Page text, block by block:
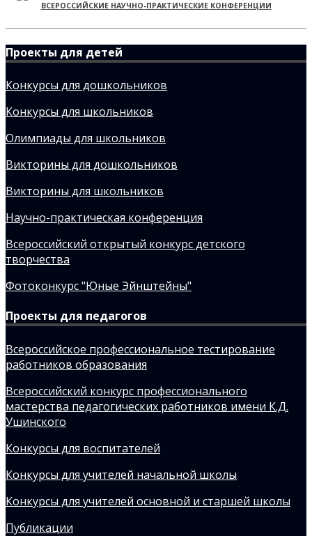
ВСЕРОССИЙСКИЕ НАУЧНО-ПРАКТИЧЕСКИЕ КОНФЕРЕНЦИИ
Проекты для детей
Конкурсы для дошкольников
Конкурсы для школьников
Олимпиады для школьников
Викторины для дошкольников
Викторины для школьников
Научно-практическая конференция
Всероссийский открытый конкурс детского
творчества
Фотоконкурс "Юные Эйнштейны"
Проекты для педагогов
Всероссийское профессиональное тестирование
работников образования
Всероссийский конкурс профессионального
мастерства педагогических работников имени К.Д.
Ушинского
Конкурсы для воспитателей
Конкурсы для учителей начальной школы
Конкурсы для учителей основной и старшей школы
Публикации